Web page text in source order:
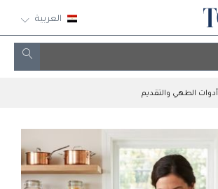
العربية
أدوات الطهي والتقديم